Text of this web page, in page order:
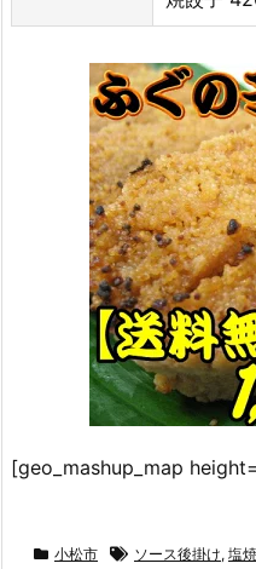
[geo_mashup_map
小松市 ソース後掛け, 塩